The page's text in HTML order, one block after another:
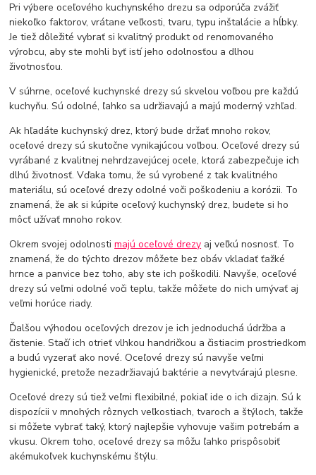
Pri výbere oceľového kuchynského drezu sa odporúča zvážiť
niekoľko faktorov, vrátane veľkosti, tvaru, typu inštalácie a hĺbky.
Je tiež dôležité vybrať si kvalitný produkt od renomovaného
výrobcu, aby ste mohli byť istí jeho odolnosťou a dlhou
životnosťou.
V súhrne, oceľové kuchynské drezy sú skvelou voľbou pre každú
kuchyňu. Sú odolné, ľahko sa udržiavajú a majú moderný vzhľad.
Ak hľadáte kuchynský drez, ktorý bude držať mnoho rokov,
oceľové drezy sú skutočne vynikajúcou voľbou. Oceľové drezy sú
vyrábané z kvalitnej nehrdzavejúcej ocele, ktorá zabezpečuje ich
dlhú životnosť. Vďaka tomu, že sú vyrobené z tak kvalitného
materiálu, sú oceľové drezy odolné voči poškodeniu a korózii. To
znamená, že ak si kúpite oceľový kuchynský drez, budete si ho
môcť užívať mnoho rokov.
Okrem svojej odolnostimajú oceľové drezy aj veľkú nosnosť. To
znamená, že do týchto drezov môžete bez obáv vkladať ťažké
hrnce a panvice bez toho, aby ste ich poškodili. Navyše, oceľové
drezy sú veľmi odolné voči teplu, takže môžete do nich umývať aj
veľmi horúce riady.
Ďalšou výhodou oceľových drezov je ich jednoduchá údržba a
čistenie. Stačí ich otrieť vlhkou handričkou a čistiacim prostriedkom
a budú vyzerať ako nové. Oceľové drezy sú navyše veľmi
hygienické, pretože nezadržiavajú baktérie a nevytvárajú plesne.
Oceľové drezy sú tiež veľmi flexibilné, pokiaľ ide o ich dizajn. Sú k
dispozícii v mnohých rôznych veľkostiach, tvaroch a štýloch, takže
si môžete vybrať taký, ktorý najlepšie vyhovuje vašim potrebám a
vkusu. Okrem toho, oceľové drezy sa môžu ľahko prispôsobiť
akémukoľvek kuchynskému štýlu.